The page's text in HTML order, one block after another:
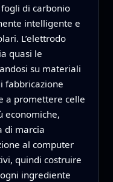
di carbonio
intelligente e
L’elettrodo
quasi le
su materiali
fabbricazione
a promettere celle
economiche,
di marcia
al computer
quindi costruire
ingrediente